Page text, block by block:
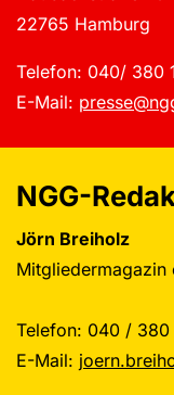
22765 Hamburg
Telefon: 040/ 380
E-Mail:
NGG-
Jörn Breiholz
Mitgliedermagazin
Telefon: 040 / 380
E-Mail: